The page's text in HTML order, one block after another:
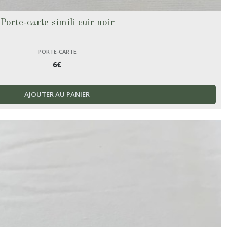
Porte-carte simili cuir noir
PORTE-CARTE
6€
AJOUTER AU PANIER